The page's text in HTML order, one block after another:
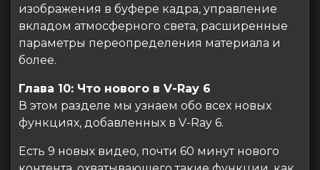
изображения в буфере кадра, управление
вкладом атмосферного света, расширенные
параметры переопределения материала и
более.
Глава 10: Что нового в V-Ray 6
В этом разделе мы узнаем обо всех новых
функциях, добавленных в V-Ray 6.
Есть 9 новых видео, почти 60 минут нового